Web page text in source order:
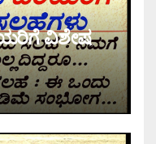
ವಿಶೇಷ